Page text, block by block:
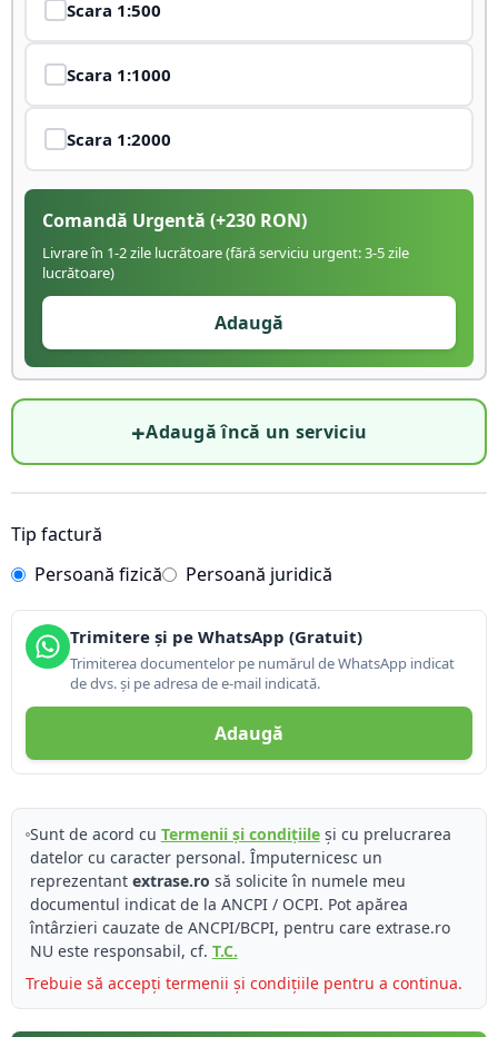
Scara 1:500
Scara 1:1000
Scara 1:2000
Comandă Urgentă (+230 RON)
Livrare în 1-2 zile lucrătoare (fără serviciu urgent: 3-5 zile
lucrătoare)
Adaugă
+Adaugă încă un serviciu
Tip factură
Persoană fizică
Persoană juridică
Trimitere și pe WhatsApp (Gratuit)
Trimiterea documentelor pe numărul de WhatsApp indicat
de dvs. și pe adresa de e-mail indicată.
Adaugă
Sunt de acord cu Termenii și condițiileși cu prelucrarea
datelor cu caracter personal. Împuternicesc un
reprezentant extrase.ro să solicite în numele meu
documentul indicat de la ANCPI / OCPI. Pot apărea
întârzieri cauzate de ANCPI/BCPI, pentru care extrase.ro
NU este responsabil, cf. T.C.
Trebuie să accepți termenii și condițiile pentru a continua.